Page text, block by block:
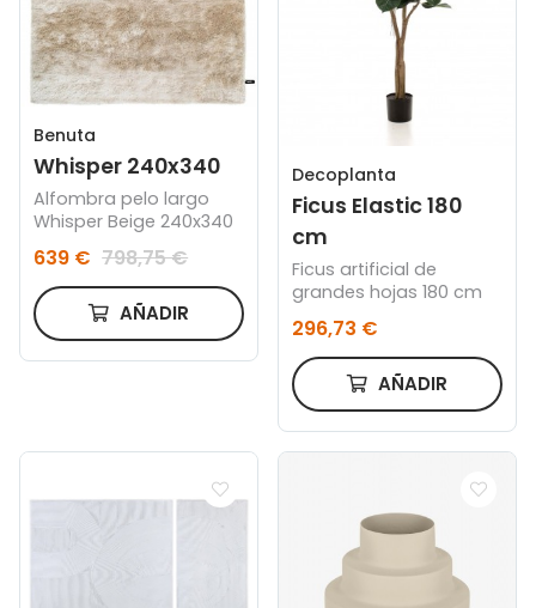
Benuta
Whisper 240x340
Alfombra pelo largo
Whisper Beige 240x340
639 € 798,75 €
AÑADIR
Decoplanta
Ficus Elastic 180
cm
Ficus artificial de
grandes hojas 180 cm
296,73 €
AÑADIR